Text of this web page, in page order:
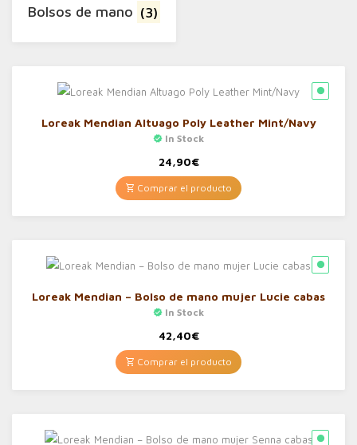
Bolsos de mano (3)
Loreak Mendian Altuago Poly Leather Mint/Navy
In Stock
24,90€
Comprar el producto
Loreak Mendian – Bolso de mano mujer Lucie cabas
In Stock
42,40€
Comprar el producto